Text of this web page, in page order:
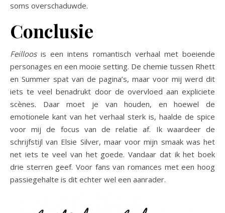
soms overschaduwde.
Conclusie
Feilloosis een intens romantisch verhaal met boeiende
personages en een mooie setting. De chemie tussen Rhett
en Summer spat van de pagina’s, maar voor mij werd dit
iets te veel benadrukt door de overvloed aan expliciete
scènes. Daar moet je van houden, en hoewel de
emotionele kant van het verhaal sterk is, haalde de spice
voor mij de focus van de relatie af. Ik waardeer de
schrijfstijl van Elsie Silver, maar voor mijn smaak was het
net iets te veel van het goede. Vandaar dat ik het boek
drie sterren geef. Voor fans van romances met een hoog
passiegehalte is dit echter wel een aanrader.